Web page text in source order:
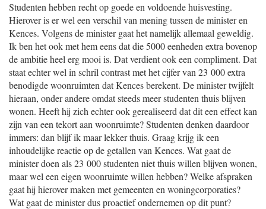
Studenten hebben recht op goede en voldoende huisvesting.
Hierover is er wel een verschil van mening tussen de minister en
Kences. Volgens de minister gaat het namelijk allemaal geweldig.
Ik ben het ook met hem eens dat die 5000 eenheden extra bovenop
de ambitie heel erg mooi is. Dat verdient ook een compliment. Dat
staat echter wel in schril contrast met het cijfer van 23 000 extra
benodigde woonruimten dat Kences berekent. De minister twijfelt
hieraan, onder andere omdat steeds meer studenten thuis blijven
wonen. Heeft hij zich echter ook gerealiseerd dat dit een effect kan
zijn van een tekort aan woonruimte? Studenten denken daardoor
immers: dan blijf ik maar lekker thuis. Graag krijg ik een
inhoudelijke reactie op de getallen van Kences. Wat gaat de
minister doen als 23 000 studenten niet thuis willen blijven wonen,
maar wel een eigen woonruimte willen hebben? Welke afspraken
gaat hij hierover maken met gemeenten en woningcorporaties?
Wat gaat de minister dus proactief ondernemen op dit punt?